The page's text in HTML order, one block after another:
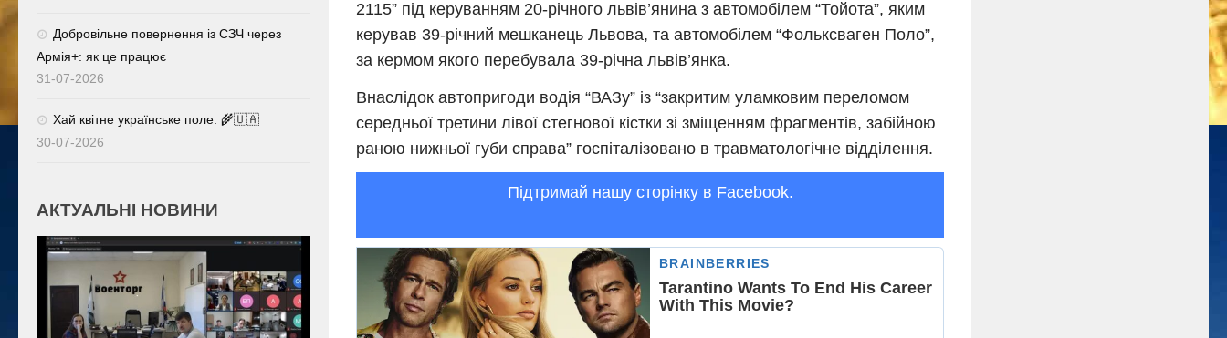
2115” під керуванням 20-річного львів’янина з автомобілем “Тойота”, яким
керував 39-річний мешканець Львова, та автомобілем “Фольксваген Поло”,
за кермом якого перебувала 39-річна львів’янка.
Внаслідок автопригоди водія “ВАЗу” із “закритим уламковим переломом
середньої третини лівої стегнової кістки зі зміщенням фрагментів, забійною
раною нижньої губи справа” госпіталізовано в травматологічне відділення.
Підтримай нашу сторінку в Facebook.
Добровільне повернення із СЗЧ через
Армія+: як це працює
31-07-2026
Хай квітне українське поле. 🌾🇺🇦
30-07-2026
АКТУАЛЬНІ НОВИНИ